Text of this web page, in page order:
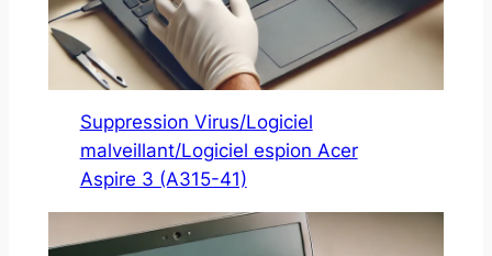
Suppression Virus/Logiciel
malveillant/Logiciel espion Acer
Aspire 3 (A315-41)